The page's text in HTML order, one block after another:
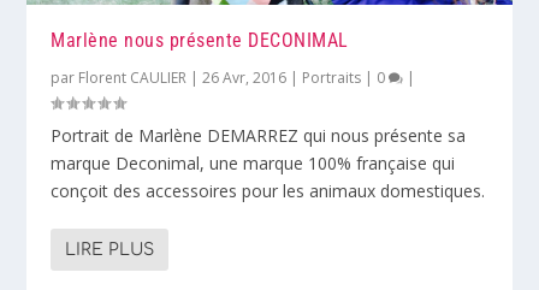
Marlène nous présente DECONIMAL
par Florent CAULIER |26 Avr, 2016 | Portraits | 0 |
Portrait de Marlène DEMARREZ qui nous présente sa
marque Deconimal, une marque 100% française qui
conçoit des accessoires pour les animaux domestiques.
LIRE PLUS